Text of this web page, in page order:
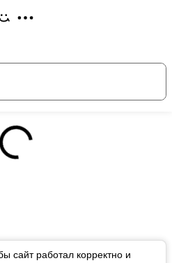
сайт работал корректно и